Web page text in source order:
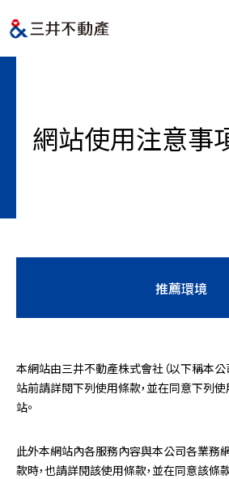
Home
網站使用注意事
推薦環境
本網站由三井不動產株式會社（以下稱本公
站前請詳閱下列使用條款，並在同意下列
站。
此外本網站內各服務內容與本公司各業務
款時，也請詳閱該使用條款，並在同意該條